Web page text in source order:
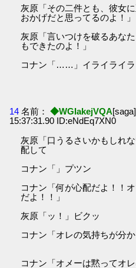
灰原「その二件とも、彼女
おかげだと思ってるのよ！」
灰原「言いつけを破るあな
もできたのよ！」
コナン「……」イライライラ
14 名前： ◆WGIakejVQA
15:37:31.90 ID:eNdEq7XN0
灰原「口うるさいかもしれ
配して
コナン「」プツン
コナン「何が心配だよ！！
だよ！！」
灰原「ッ！」ビクッ
コナン「オレの気持ちが分か
コナン「オメーは黙ってオ